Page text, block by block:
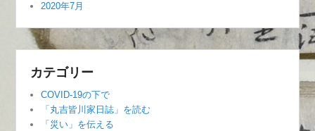
2020年7月
カテゴリー
COVID-19の下で
「丸吉皆川家日誌」を読む
「災い」を伝える